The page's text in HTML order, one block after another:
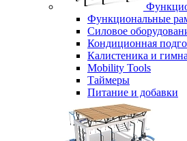
Функциональные
Силовое
Кондиционная
Калистеника и
Mobility Tools
Таймеры
Питание и добавки